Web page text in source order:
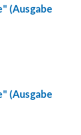
(Ausgabe
(Ausgabe